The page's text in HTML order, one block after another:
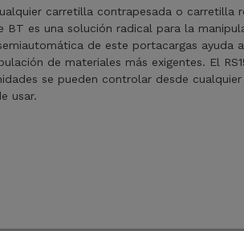
carretilla contrapesada o carretilla
es una solución radical para la
de este portacargas ayuda
de materiales más exigentes. El
se pueden controlar desde
usar.